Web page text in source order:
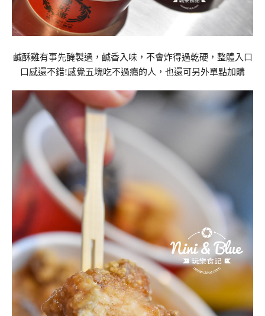
鹹酥雞有事先醃製過，鹹香入味，不會炸得過乾硬，整體入口
口感還不錯!感覺五塊吃不過癮的人，也還可另外單點加購